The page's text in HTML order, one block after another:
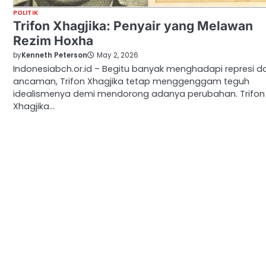
POLITIK
Trifon Xhagjika: Penyair yang Melawan
Rezim Hoxha
byKenneth Peterson May 2, 2026
Indonesiabch.or.id – Begitu banyak menghadapi represi
ancaman, Trifon Xhagjika tetap menggenggam teguh
idealismenya demi mendorong adanya perubahan. Trifon
Xhagjika…